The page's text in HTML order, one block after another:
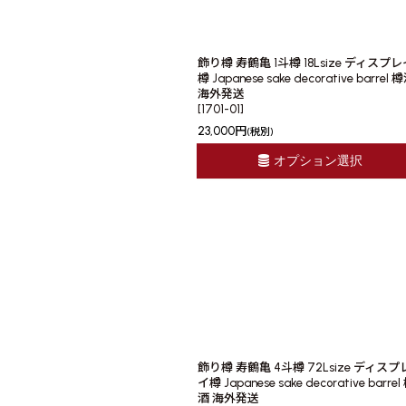
飾り樽 寿鶴亀 1斗樽 18Lsize ディスプレ
樽 Japanese sake decorative barrel 樽
海外発送
[1701-01]
23,000円 (税別)
オプション選択
飾り樽 寿鶴亀 4斗樽 72Lsize ディスプ
イ樽 Japanese sake decorative barrel
酒 海外発送